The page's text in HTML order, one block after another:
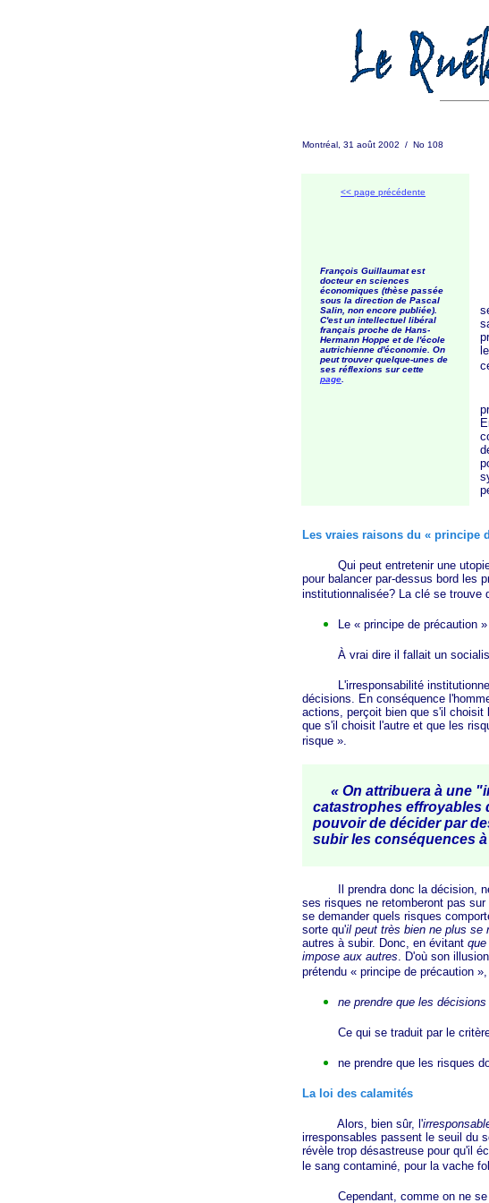
Montréal, 31 août 2002 / No 108
<< page précédente
François Guillaumat est
docteur en sciences
économiques (thèse passée
sous la direction de Pascal
Salin, non encore publiée).
C'est un intellectuel libéral
français proche de Hans-
Hermann Hoppe et de l'école
autrichienne d'économie. On
peut trouver quelque-unes de
ses réflexions sur cette
page
Les vraies raisons du « principe
Qui peut entretenir une utopie
pour balancer par-dessus bord les
institutionnalisée? La clé se trouve
Le « principede précaution »
À vrai dire il fallait un
L'irresponsabilité
décisions. En conséquence
actions, perçoit bien que s'il choisit
que s'il choisit l'autre et que les
risque ».
« On attribuera à une
catastrophes effroyables
pouvoir de décider par
subir les conséquences
Il prendra donc la décision,
ses risques ne retomberont pas
se demander quels risques
sorte qu'il peut très bien ne plus se
autres à subir. Donc, en évitant que
impose aux autres. D'où son
prétendu « principede précaution »,
ne prendre que les
Ce qui se traduit par le critère
ne prendre que les risques
La loi des calamités
Alors, bien sûr, l'
irresponsables passent le seuil du
révèle trop désastreuse pour qu'il
le sang contaminé, pour la vache
Cependant, comme on ne se